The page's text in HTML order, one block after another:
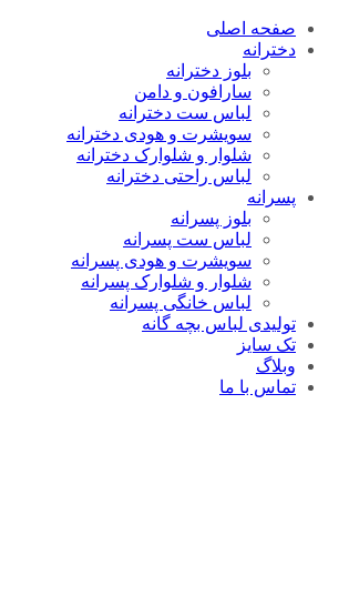
صفحه اصلی
دخترانه
بلوز دخترانه
سارافون و دامن
لباس ست دخترانه
سویشرت و هودی دخترانه
شلوار و شلوارک دخترانه
لباس راحتی دخترانه
پسرانه
بلوز پسرانه
لباس ست پسرانه
سویشرت و هودی پسرانه
شلوار و شلوارک پسرانه
لباس خانگی پسرانه
تولیدی لباس بچه گانه
تک سایز
وبلاگ
تماس با ما